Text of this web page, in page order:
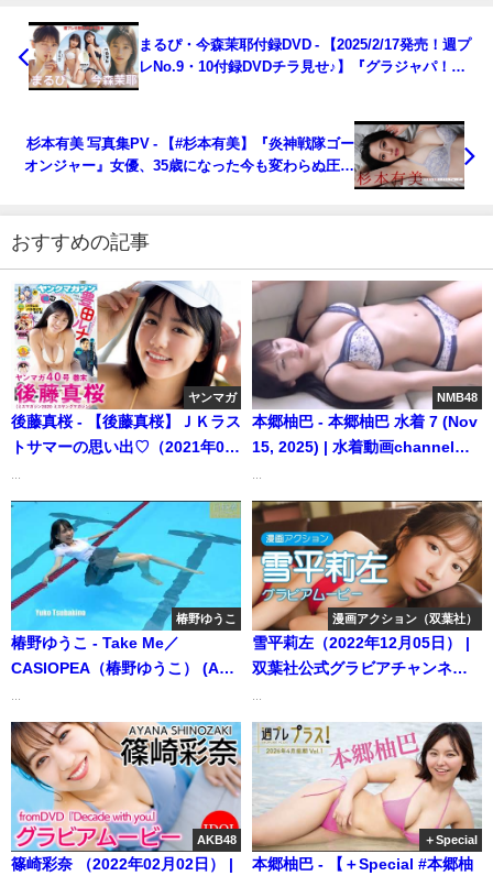
まるぴ・今森茉耶付録DVD - 【2025/2/17発売！週プ
レNo.9・10付録DVDチラ見せ♪】『グラジャパ！』
ーイ公式】さんより
杉本有美 写真集PV - 【#杉本有美】『炎神戦隊ゴー
オンジャー』女優、35歳になった今も変わらぬ圧倒
Channel【集英社 週刊プレイボーイ公式】さんより
おすすめの記事
ヤンマガ
後藤真桜 - 【後藤真桜】ＪＫラス
トサマーの思い出♡（2021年08
んより
...
NMB48
本郷柚巴 - 本郷柚巴 水着 7 (Nov
15, 2025) | 水着動画channelさ
...
椿野ゆうこ
椿野ゆうこ - Take Me／
CASIOPEA（椿野ゆうこ） (Apr
チューブさんより
漫画アクション（双葉社）
雪平莉左（2022年12月05日） |
双葉社公式グラビアチャンネル
AKB48
篠崎彩奈 （2022年02月02日） |
＋Special
本郷柚巴 - 【＋Special #本郷柚